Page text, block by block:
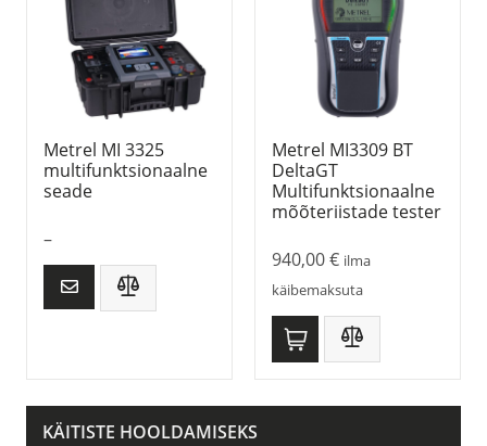
KÄITISTE HOOLDAMISEKS
Metrel MI 3325
multifunktsionaalne
seade
–
Metrel MI3309 BT
DeltaGT
Multifunktsionaalne
mõõteriistade tester
940,00€ ilma
käibemaksuta